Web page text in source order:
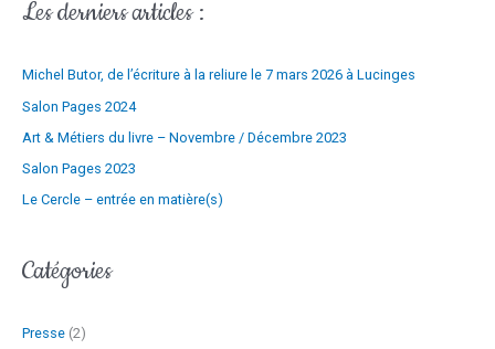
:m
i
l
Les derniers articles :
Michel Butor, de l’écriture à la reliure le 7 mars 2026 à Lucinges
Salon Pages 2024
Art & Métiers du livre – Novembre / Décembre 2023
Salon Pages 2023
Le Cercle – entrée en matière(s)
Catégories
Presse (2)